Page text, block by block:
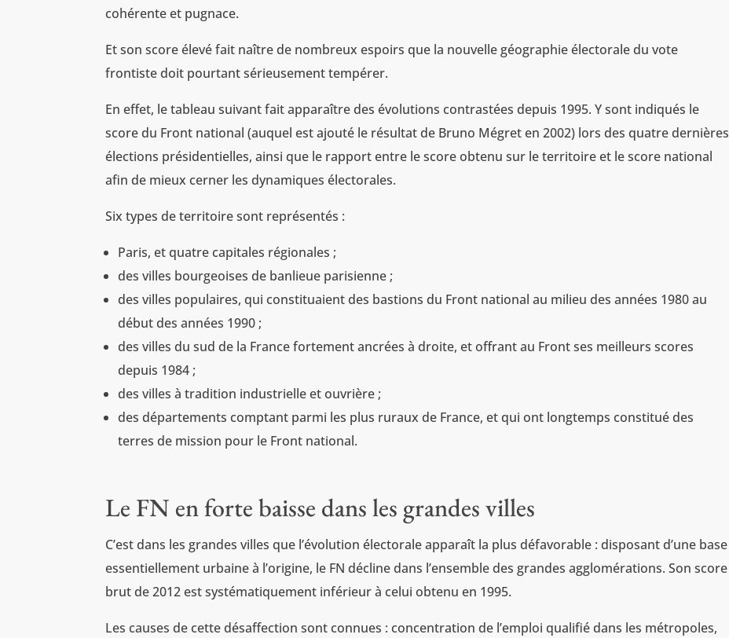
cohérente et pugnace.
Et son score élevé fait naître de nombreux espoirs que la nouvelle géographie électorale du vote
frontiste doit pourtant sérieusement tempérer.
En effet, le tableau suivant fait apparaître des évolutions contrastées depuis 1995. Y sont indiqués le
score du Front national (auquel est ajouté le résultat de Bruno Mégret en 2002) lors des quatre dernières
élections présidentielles, ainsi que le rapport entre le score obtenu sur le territoire et le score national
afin de mieux cerner les dynamiques électorales.
Six types de territoire sont représentés :
Paris, et quatre capitales régionales ;
des villes bourgeoises de banlieue parisienne ;
des villes populaires, qui constituaient des bastions du Front national au milieu des années 1980 au
début des années 1990 ;
des villes du sud de la France fortement ancrées à droite, et offrant au Front ses meilleurs scores
depuis 1984 ;
des villes à tradition industrielle et ouvrière ;
des départements comptant parmi les plus ruraux de France, et qui ont longtemps constitué des
terres de mission pour le Front national.
Le FN en forte baisse dans les grandes villes
C’est dans les grandes villes que l’évolution électorale apparaît la plus défavorable : disposant d’une base
essentiellement urbaine à l’origine, le FN décline dans l’ensemble des grandes agglomérations. Son score
brut de 2012 est systématiquement inférieur à celui obtenu en 1995.
Les causes de cette désaffection sont connues : concentration de l’emploi qualifié dans les métropoles,